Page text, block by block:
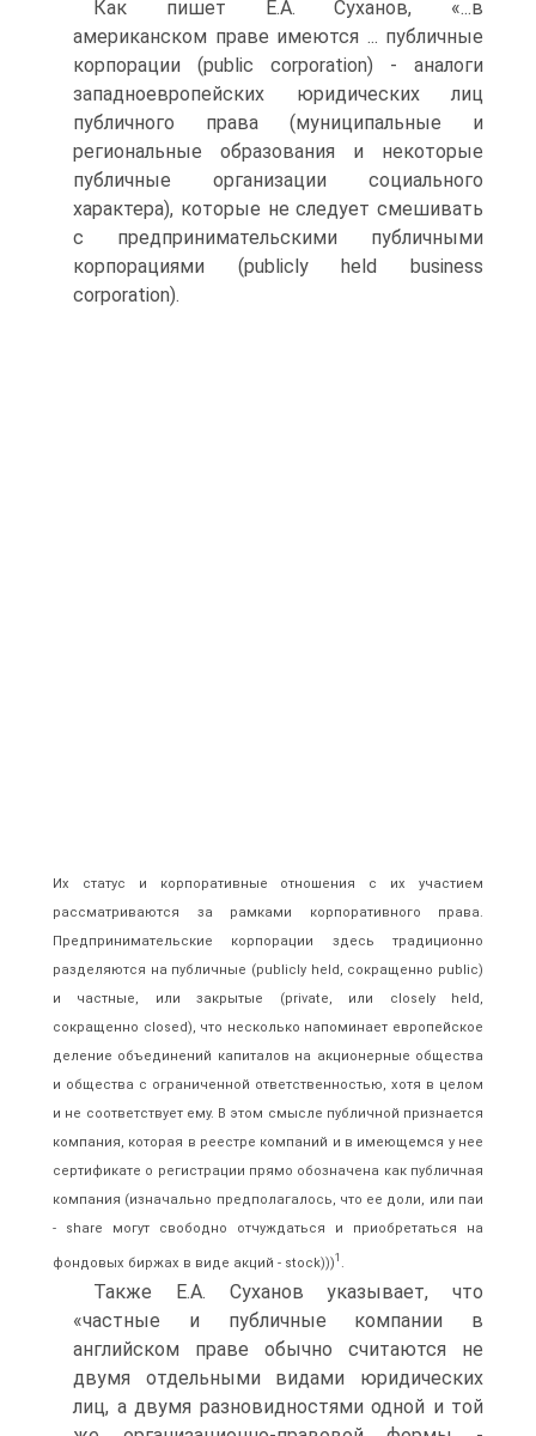
Как пишет Е.А. Суханов, «...в
американском праве имеются ... публичные
корпорации (public corporation) - аналоги
западноевропейских юридических лиц
публичного права (муниципальные и
региональные образования и некоторые
публичные организации социального
характера), которые не следует смешивать
с предпринимательскими публичными
корпорациями (publicly held business
corporation).
Их статус и корпоративные отношения с их участием
рассматриваются за рамками корпоративного права.
Предпринимательские корпорации здесь традиционно
разделяются на публичные (publicly held, сокращенно public)
и частные, или закрытые (private, или closely held,
сокращенно closed), что несколько напоминает европейское
деление объединений капиталов на акционерные общества
и общества с ограниченной ответственностью, хотя в целом
и не соответствует ему. В этом смысле публичной признается
компания, которая в реестре компаний и в имеющемся у нее
сертификате о регистрации прямо обозначена как публичная
компания (изначально предполагалось, что ее доли, или паи
- share могут свободно отчуждаться и приобретаться на
фондовых биржах в виде акций - stock)))1
Также Е.А. Суханов указывает, что
«частные и публичные компании в
английском праве обычно считаются не
двумя отдельными видами юридических
лиц, а двумя разновидностями одной и той